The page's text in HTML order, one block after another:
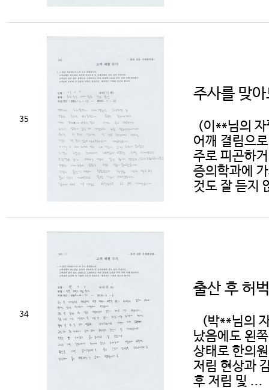
35
주사를 맞
(이**님의
어깨 결림으
주로 피곤하
증의학과에
것도 잘 듣지
34
출산 후 허
(박**님의
났음에도 왼
상태로 한의
저림 현상과
후 저림 및 ...